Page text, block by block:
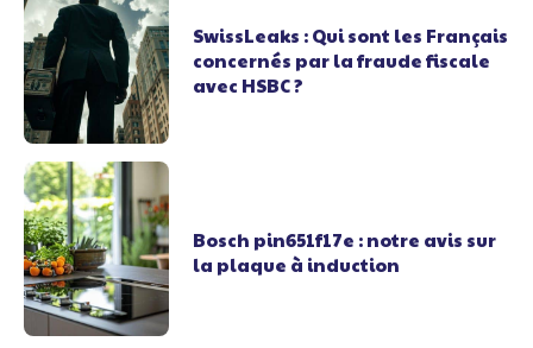
SwissLeaks : Qui sont les Français
concernés par la fraude fiscale
avec HSBC ?
Bosch pin651f17e : notre avis sur
la plaque à induction